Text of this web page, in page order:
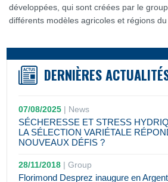
développées, qui sont créées par le
différents modèles agricoles et régions du
DERNIÈRES
07/08/2025 | News
SÉCHERESSE ET STRESS
LA SÉLECTION VARIÉTALE
NOUVEAUX DÉFIS ?
28/11/2018 |Group
Florimond Desprez inaugure en